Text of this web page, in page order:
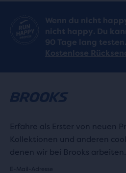
Wenn du nicht
nicht happy. Du
90 Tage lang testen.
Kostenlose
Erfahre als Erster von neuen
Kollektionen und anderen
denen wir bei Brooks arbeiten.
E-Mail-Adresse